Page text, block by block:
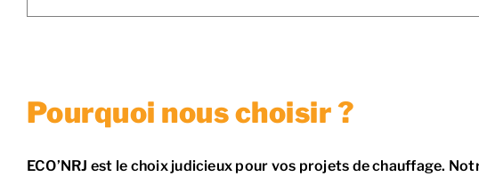
Pourquoi nous choisir ?
ECO’NRJ est le choix judicieux pour vos projets de chauffage.